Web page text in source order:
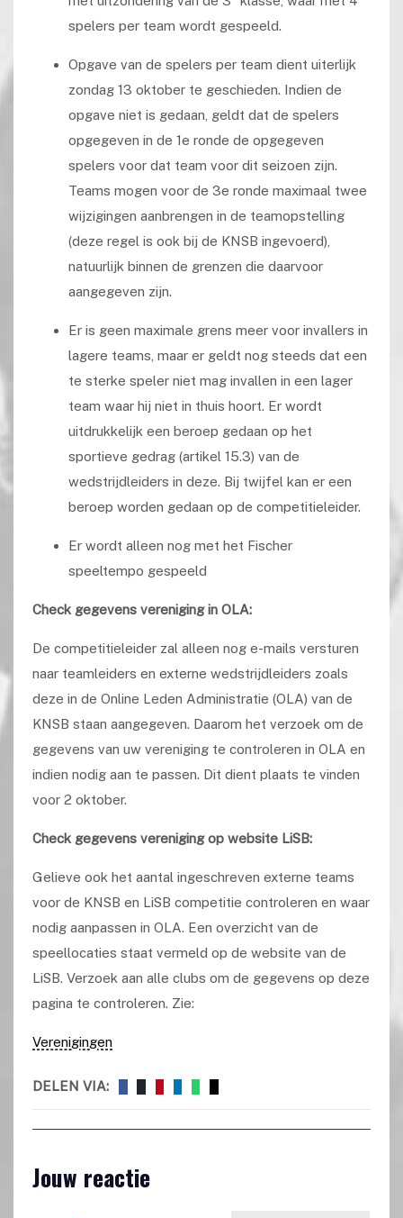
spelers per team wordt gespeeld.
Opgave van de spelers per team dient uiterlijk
zondag 13 oktober te geschieden. Indien de
opgave niet is gedaan, geldt dat de spelers
opgegeven in de 1e ronde de opgegeven
spelers voor dat team voor dit seizoen zijn.
Teams mogen voor de 3e ronde maximaal twee
wijzigingen aanbrengen in de teamopstelling
(deze regel is ook bij de KNSB ingevoerd),
natuurlijk binnen de grenzen die daarvoor
aangegeven zijn.
Er is geen maximale grens meer voor invallers in
lagere teams, maar er geldt nog steeds dat een
te sterke speler niet mag invallen in een lager
team waar hij niet in thuis hoort. Er wordt
uitdrukkelijk een beroep gedaan op het
sportieve gedrag (artikel 15.3) van de
wedstrijdleiders in deze. Bij twijfel kan er een
beroep worden gedaan op de competitieleider.
Er wordt alleen nog met het Fischer
speeltempo gespeeld
Check gegevens vereniging in OLA:
De competitieleider zal alleen nog e-mails versturen
naar teamleiders en externe wedstrijdleiders zoals
deze in de Online Leden Administratie (OLA) van de
KNSB staan aangegeven. Daarom het verzoek om de
gegevens van uw vereniging te controleren in OLA en
indien nodig aan te passen. Dit dient plaats te vinden
voor 2 oktober.
Check gegevens vereniging op website LiSB:
Gelieve ook het aantal ingeschreven externe teams
voor de KNSB en LiSB competitie controleren en waar
nodig aanpassen in OLA. Een overzicht van de
speellocaties staat vermeld op de website van de
LiSB. Verzoek aan alle clubs om de gegevens op deze
pagina te controleren. Zie:
Verenigingen
DELEN VIA:
Jouw reactie